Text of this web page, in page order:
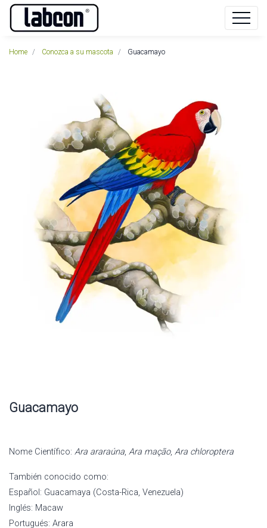
Home Conozca a su mascota Guacamayo
Guacamayo
Nome Científico: Ara araraúna, Ara mação, Ara chloroptera
También conocido como:
Español: Guacamaya (Costa-Rica, Venezuela)
Inglés: Macaw
Portugués: Arara